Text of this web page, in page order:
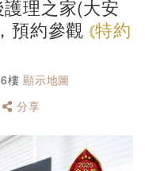
理之家(大安
預約參觀 特約
6樓顯示地圖
分享